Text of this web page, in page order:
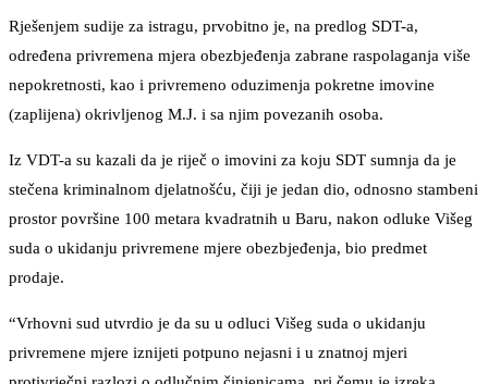
Rješenjem sudije za istragu, prvobitno je, na predlog SDT-a,
određena privremena mjera obezbjeđenja zabrane raspolaganja više
nepokretnosti, kao i privremeno oduzimenja pokretne imovine
(zaplijena) okrivljenog M.J. i sa njim povezanih osoba.
Iz VDT-a su kazali da je riječ o imovini za koju SDT sumnja da je
stečena kriminalnom djelatnošću, čiji je jedan dio, odnosno stambeni
prostor površine 100 metara kvadratnih u Baru, nakon odluke Višeg
suda o ukidanju privremene mjere obezbjeđenja, bio predmet
prodaje.
“Vrhovni sud utvrdio je da su u odluci Višeg suda o ukidanju
privremene mjere iznijeti potpuno nejasni i u znatnoj mjeri